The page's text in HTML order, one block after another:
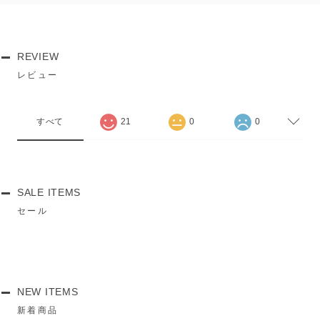
REVIEW
レビュー
すべて 21 0 0
SALE ITEMS
セール
NEW ITEMS
新着商品